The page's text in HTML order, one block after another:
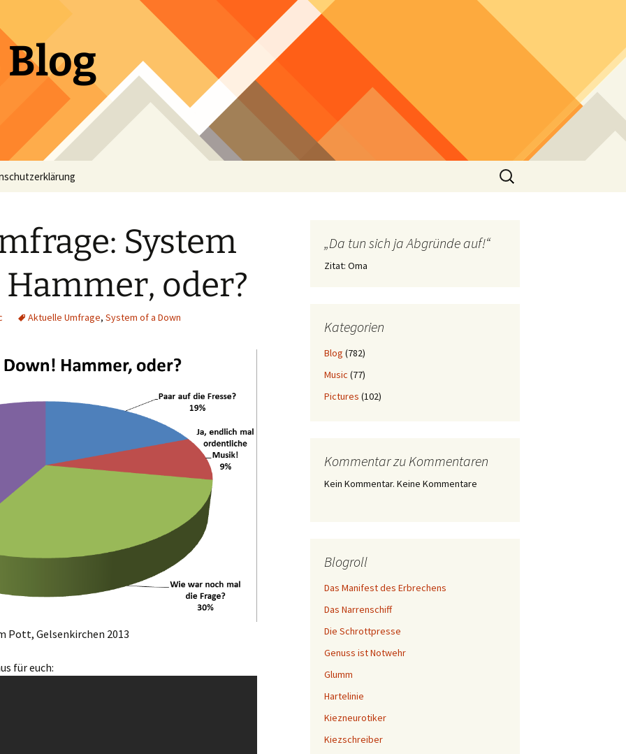
Suchen
nach:
System
oder?
Aktuelle Umfrage, System of a Down
Pott, Gelsenkirchen 2013
für euch:
„Da tun sich ja Abgründe auf!“
Zitat: Oma
Kategorien
Blog (782)
Music (77)
Pictures (102)
Kommentar zu Kommentaren
Kein Kommentar. Keine Kommentare
Blogroll
Das Manifest des Erbrechens
Das Narrenschiff
Die Schrottpresse
Genuss ist Notwehr
Glumm
Hartelinie
Kiezneurotiker
Kiezschreiber